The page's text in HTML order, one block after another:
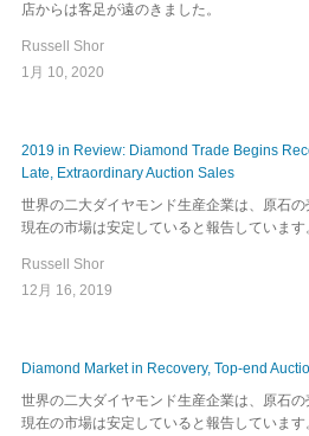
店からは客足が遠のきました。
Russell Shor
1月 10, 2020
2019 in Review: Diamond Trade Begins
Late, Extraordinary Auction Sales
世界の二大ダイヤモンド生産企業は、原石の
現在の市場は安定していると報告しています
Russell Shor
12月 16, 2019
Diamond Market in Recovery, Top-end
世界の二大ダイヤモンド生産企業は、原石の
現在の市場は安定していると報告しています